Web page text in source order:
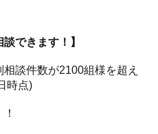
できます！】
談件数が2100組様を超え
時点)